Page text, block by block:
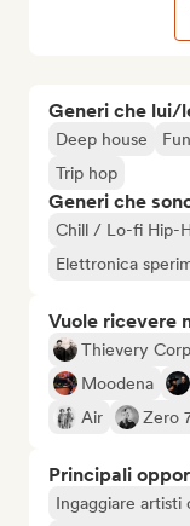
Generi che lui/
Deep house
Trip hop
Generi che
Chill / Lo-fi Hip-
Elettronica
Vuole ricevere
Thievery
Moodena
Air
Zero
Principali
Ingaggiare artisti